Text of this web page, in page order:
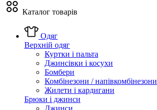
Каталог товарів
Одяг
Верхній одяг
Куртки і пальта
Джинсівки і косухи
Бомбери
Комбінезони / напівкомбінезони
Жилети і кардигани
Брюки і джинси
Джинси